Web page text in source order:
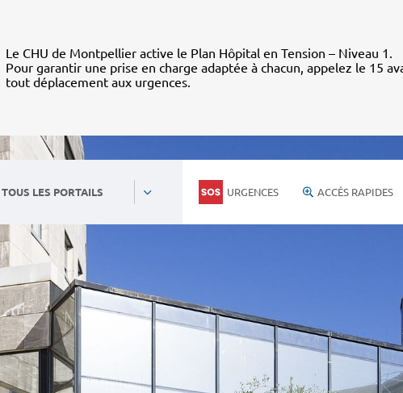
Le CHU de Montpellier active le Plan Hôpital en Tension – Niveau 1.
Pour garantir une prise en charge adaptée à chacun, appelez le 15
tout déplacement aux urgences.
TOUS LES PORTAILS URGENCES ACCÈS RAPIDES